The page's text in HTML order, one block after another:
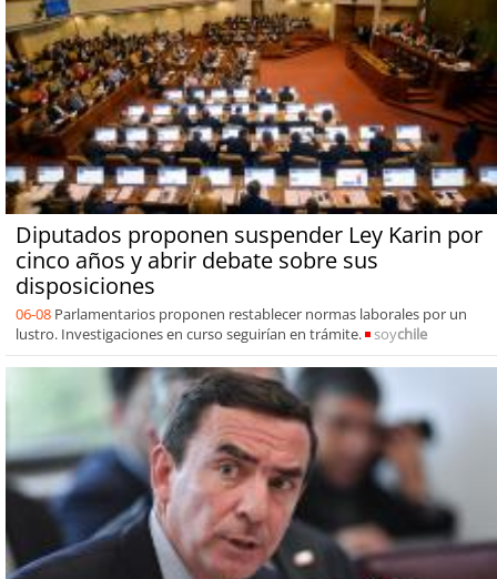
Diputados proponen suspender Ley Karin por
cinco años y abrir debate sobre sus
disposiciones
06-08 Parlamentarios proponen restablecer normas laborales por un
lustro. Investigaciones en curso seguirían en trámite.
soychile